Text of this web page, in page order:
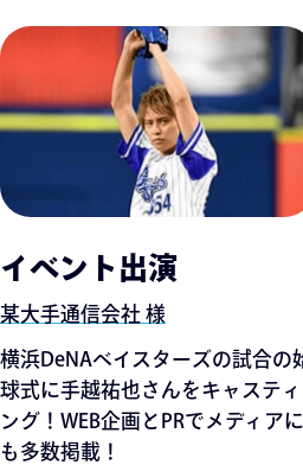
イベント出演
某大手通信会社 様
横浜DeNAベイスターズの試合の
球式に手越祐也さんをキャスティ
ング！WEB企画とPRでメディアに
も多数掲載！